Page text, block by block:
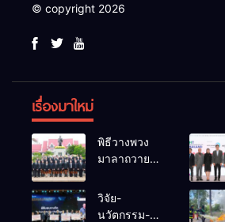
© copyright 2026
เรื่องมาใหม่
พิธีวางพวง
มาลาถวาย
เนื่องในวันรพี
ประจำปี
วิจัย-
นวัตกรรม-